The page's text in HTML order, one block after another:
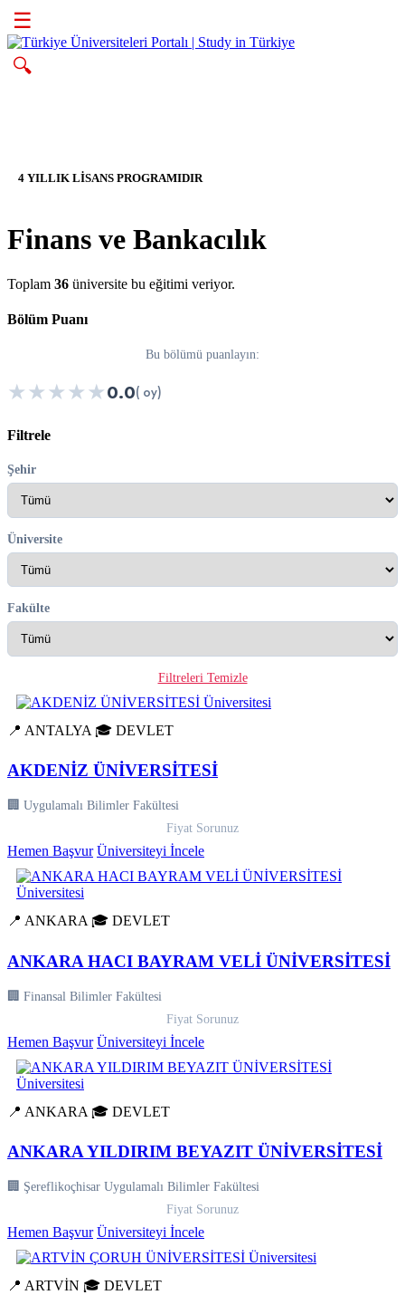
☰
🔍
4 YILLIK LİSANS PROGRAMIDIR
Finans ve Bankacılık
Toplam 36 üniversite bu eğitimi veriyor.
Bölüm Puanı
Bu bölümü puanlayın:
★★★★★0.0( oy)
Filtrele
Şehir
Üniversite
Fakülte
Filtreleri Temizle
📍 ANTALYA 🎓 DEVLET
AKDENİZ ÜNİVERSİTESİ
🏢 Uygulamalı Bilimler Fakültesi
Fiyat Sorunuz
Hemen Başvur Üniversiteyi İncele
📍 ANKARA 🎓 DEVLET
ANKARA HACI BAYRAM VELİ ÜNİVERSİTESİ
🏢 Finansal Bilimler Fakültesi
Fiyat Sorunuz
Hemen Başvur Üniversiteyi İncele
📍 ANKARA 🎓 DEVLET
ANKARA YILDIRIM BEYAZIT ÜNİVERSİTESİ
🏢 Şereflikoçhisar Uygulamalı Bilimler Fakültesi
Fiyat Sorunuz
Hemen Başvur Üniversiteyi İncele
📍 ARTVİN 🎓 DEVLET